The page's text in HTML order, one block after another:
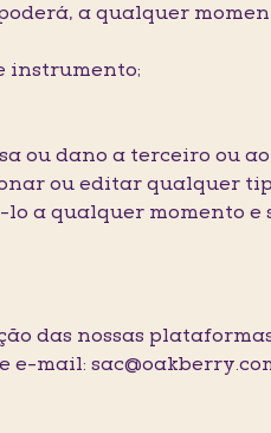
a qualquer
instrumento;
ou dano a terceiro ou
ou editar qualquer
a qualquer momento
das nossas
e-mail: